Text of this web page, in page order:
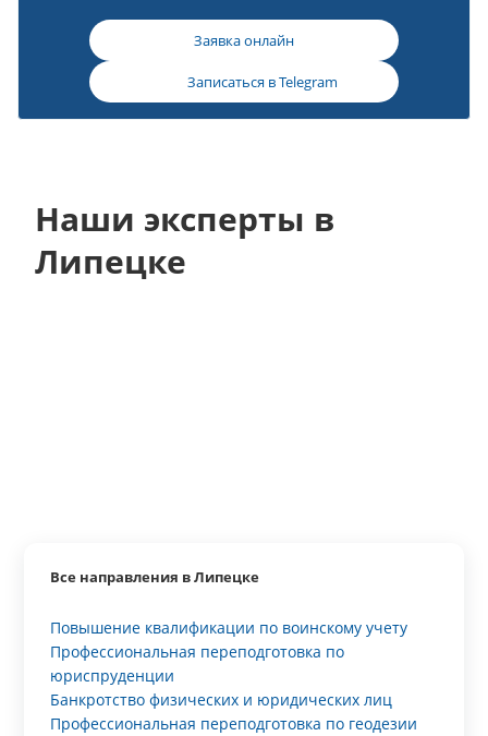
Заявка онлайн
Записаться вTelegram
Наши эксперты в
Липецке
Все направления в Липецке
Повышение квалификации по воинскому учету
Профессиональная переподготовка по
юриспруденции
Банкротство физических и юридических лиц
Профессиональная переподготовка по геодезии